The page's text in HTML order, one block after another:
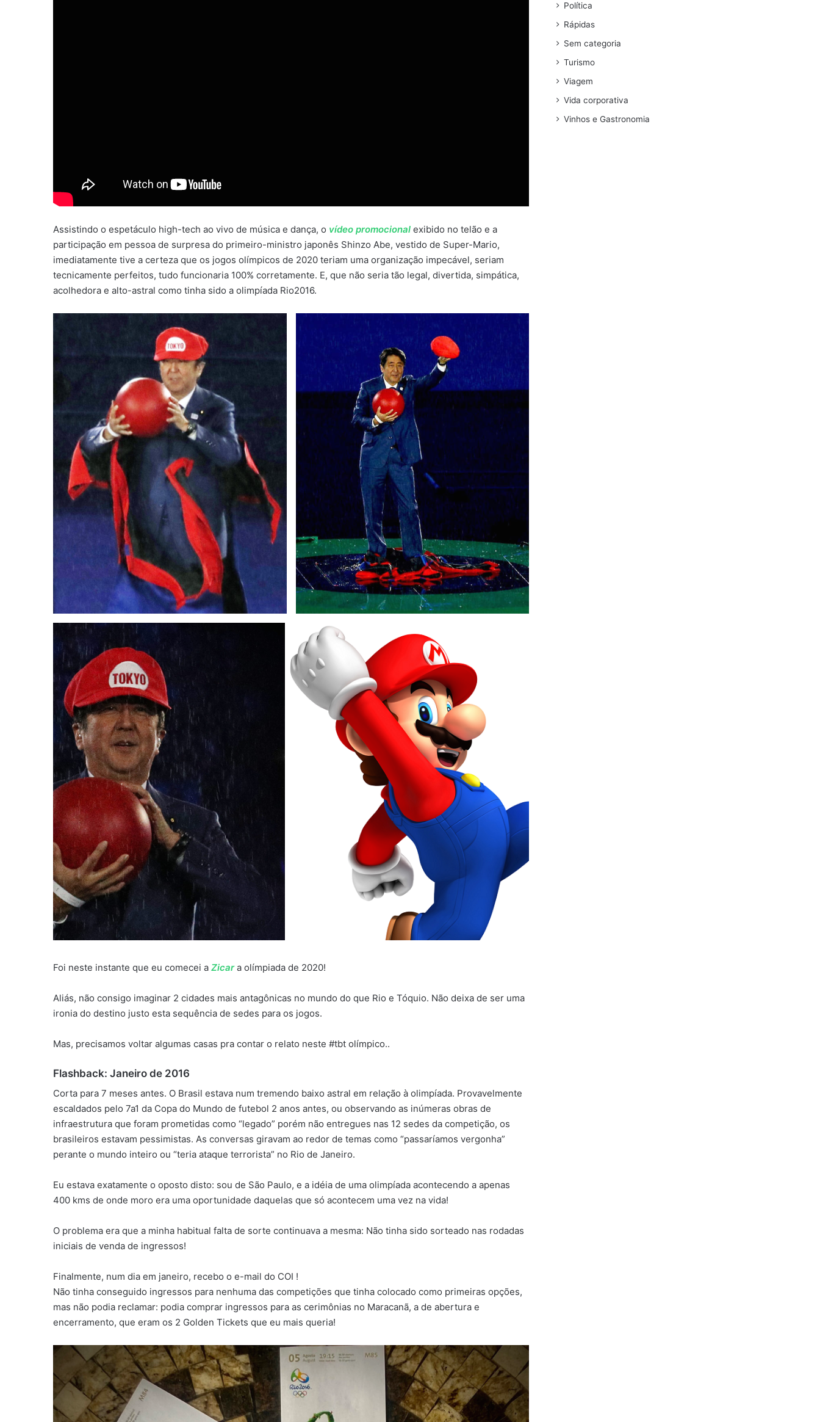
Assistindo o espetáculo high-tech ao vivo de música e dança, o vídeo promocional exibido no telão e a
participação em pessoa de surpresa do primeiro-ministro japonês Shinzo Abe, vestido de Super-Mario,
imediatamente tive a certeza que os jogos olímpicos de 2020 teriam uma organização impecável, seriam
tecnicamente perfeitos, tudo funcionaria 100% corretamente. E, que não seria tão legal, divertida, simpática,
acolhedora e alto-astral como tinha sido a olimpíada Rio2016.
Foi neste instante que eu comecei a Zicara olímpiada de 2020!
Aliás, não consigo imaginar 2 cidades mais antagônicas no mundo do que Rio e Tóquio. Não deixa de ser uma
ironia do destino justo esta sequência de sedes para os jogos.
Mas, precisamos voltar algumas casas pra contar o relato neste #tbt olímpico..
Flashback: Janeiro de 2016
Corta para 7 meses antes. O Brasil estava num tremendo baixo astral em relação à olimpíada. Provavelmente
escaldados pelo 7a1 da Copa do Mundo de futebol 2 anos antes, ou observando as inúmeras obras de
infraestrutura que foram prometidas como “legado” porém não entregues nas 12 sedes da competição, os
brasileiros estavam pessimistas. As conversas giravam ao redor de temas como “passaríamos vergonha”
perante o mundo inteiro ou “teria ataque terrorista” no Rio de Janeiro.
Eu estava exatamente o oposto disto: sou de São Paulo, e a idéia de uma olimpíada acontecendo a apenas
400 kms de onde moro era uma oportunidade daquelas que só acontecem uma vez na vida!
O problema era que a minha habitual falta de sorte continuava a mesma: Não tinha sido sorteado nas rodadas
iniciais de venda de ingressos!
Finalmente, num dia em janeiro, recebo o e-mail do COI !
Não tinha conseguido ingressos para nenhuma das competições que tinha colocado como primeiras opções,
mas não podia reclamar: podia comprar ingressos para as cerimônias no Maracanã, a de abertura e
encerramento, que eram os 2 Golden Tickets que eu mais queria!
Política
Rápidas
Sem categoria
Turismo
Viagem
Vida corporativa
Vinhos e Gastronomia